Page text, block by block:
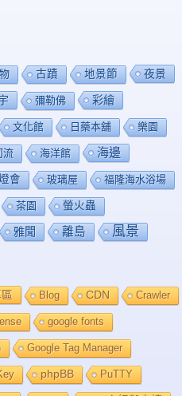
古蹟 地景節 夜景
彌勒佛 彩繪
文化館 日藥本舖 樂園
流 海洋館 海邊
會 玻璃屋 福隆海水浴場
茶園 螢火蟲
雅聞 離島 風景
Blog CDN Crawler
google fonts
Google Tag Manager
phpBB PuTTY